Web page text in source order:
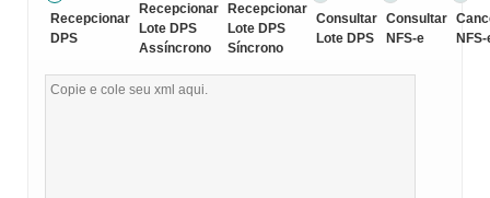
Recepcionar
DPS
Recepcionar
Lote DPS
Assíncrono
Recepcionar
Lote DPS
Síncrono
Consultar
Lote DPS
Consultar
NFS-e
NFS-